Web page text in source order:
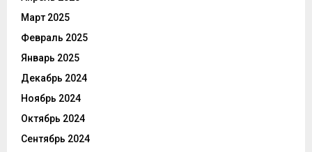
Март 2025
Февраль 2025
Январь 2025
Декабрь 2024
Ноябрь 2024
Октябрь 2024
Сентябрь 2024